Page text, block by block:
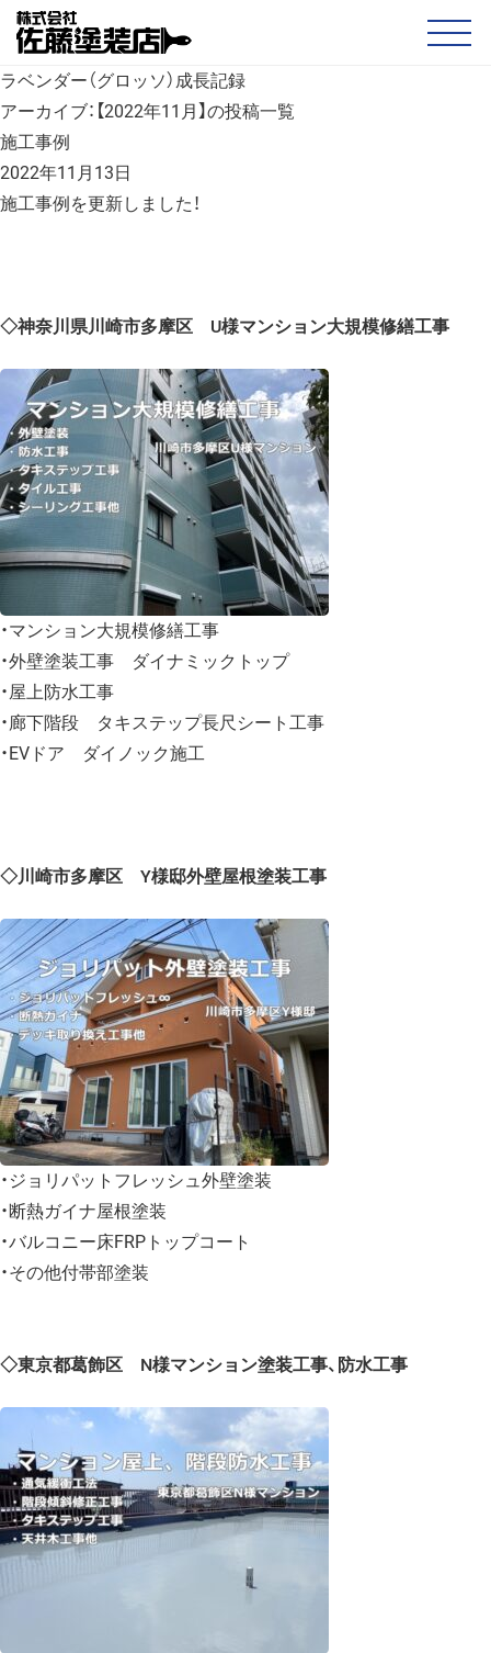
ラベンダー（グロッソ）成長記録
アーカイブ：【2022年11月】の投稿一覧
施工事例
2022年11月13日
施工事例を更新しました！
◇神奈川県川崎市多摩区 U様マンション大規模修繕工事
・マンション大規模修繕工事
・外壁塗装工事 ダイナミックトップ
・屋上防水工事
・廊下階段 タキステップ長尺シート工事
・EVドア ダイノック施工
◇川崎市多摩区 Y様邸外壁屋根塗装工事
・ジョリパットフレッシュ外壁塗装
・断熱ガイナ屋根塗装
・バルコニー床FRPトップコート
・その他付帯部塗装
◇東京都葛飾区 N様マンション塗装工事、防水工事